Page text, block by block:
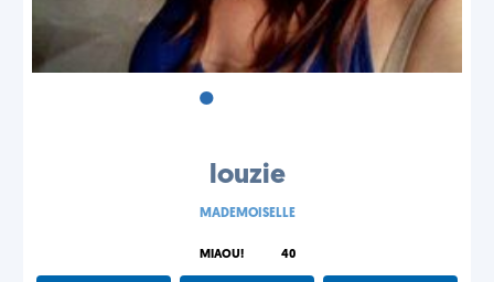
•
louzie
MADEMOISELLE
MIAOU! 40